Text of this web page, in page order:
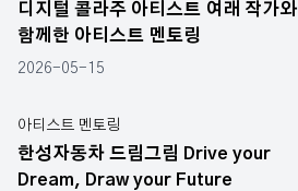
디지털 콜라주 아티스트 여래 작가와
함께한 아티스트 멘토링
2026-05-15
아티스트 멘토링
한성자동차 드림그림 Drive your
Dream, Draw your Future